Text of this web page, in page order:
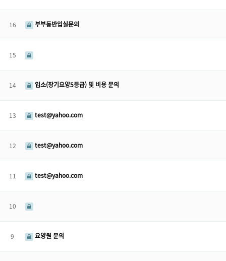
16 부부동반입실문의
15
14 입소(장기요양5등급) 및 비용 문의
13 test@yahoo.com
12 test@yahoo.com
11 test@yahoo.com
10
9 요양원 문의